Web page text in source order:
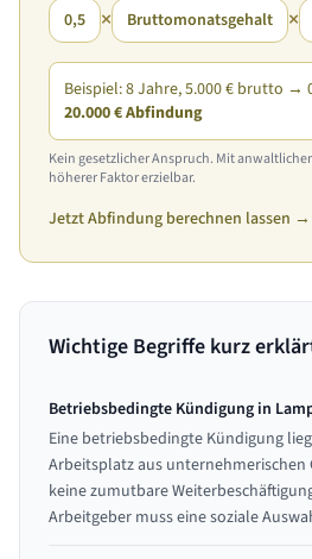
0,5 × Bruttomonatsgehalt ×
Beispiel: 8 Jahre, 5.000 € brutto →
20.000 € Abfindung
Kein gesetzlicher Anspruch. Mit
höherer Faktor erzielbar.
Jetzt Abfindung berechnen lassen →
Wichtige Begriffe kurz
Betriebsbedingte Kündigung in
Eine betriebsbedingte Kündigung
Arbeitsplatz aus
keine zumutbare
Arbeitgeber muss eine soziale